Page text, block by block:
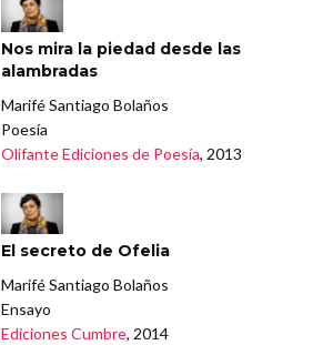
Nos mira la piedad desde las
alambradas
Marifé Santiago Bolaños
Poesía
Olifante Ediciones de Poesía, 2013
El secreto de Ofelia
Marifé Santiago Bolaños
Ensayo
Ediciones Cumbre, 2014